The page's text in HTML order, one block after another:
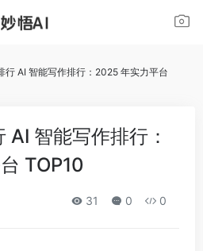
行 AI 智能写作排行：2025 年实力平台
AI 智能写作排行：
TOP10
31 0 0